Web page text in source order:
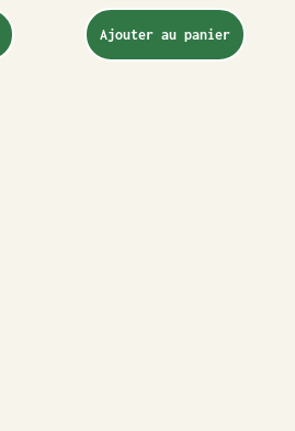
Ajouter au panier